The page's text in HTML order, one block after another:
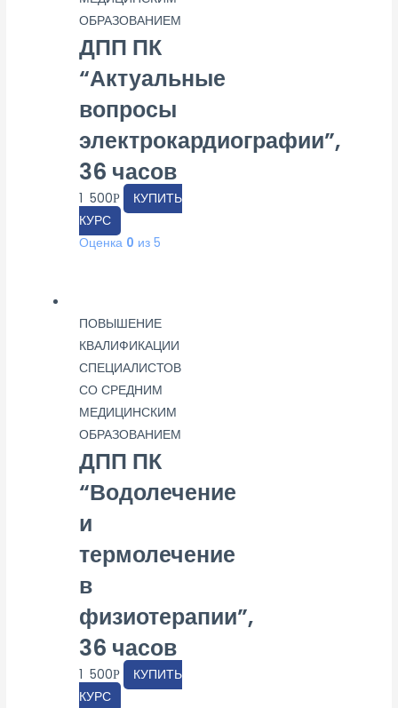
ОБРАЗОВАНИЕМ
ДПП ПК
“Актуальные
вопросы
электрокардиографии”,
36 часов
1 500Р
КУПИТЬ
КУРС
Оценка 0 из 5
ПОВЫШЕНИЕ
КВАЛИФИКАЦИИ
СПЕЦИАЛИСТОВ
СО СРЕДНИМ
МЕДИЦИНСКИМ
ОБРАЗОВАНИЕМ
ДПП ПК
“Водолечение
и
термолечение
в
физиотерапии”,
36 часов
1 500Р
КУПИТЬ
КУРС